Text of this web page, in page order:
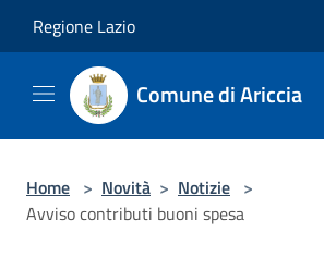
Regione Lazio
Comune di Ariccia
Home > Novità > Notizie >
Avviso contributi buoni spesa